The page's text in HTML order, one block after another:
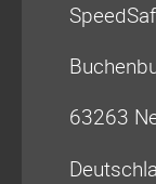
63263